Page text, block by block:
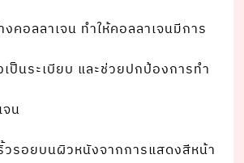
คอลลาเจน ทําให้คอลลาเจนมีการ
ป็นระเบียบ และช่วยปกป้องการทํา
น
วรอยบนผิวหนังจากการแสดงสีหน้า